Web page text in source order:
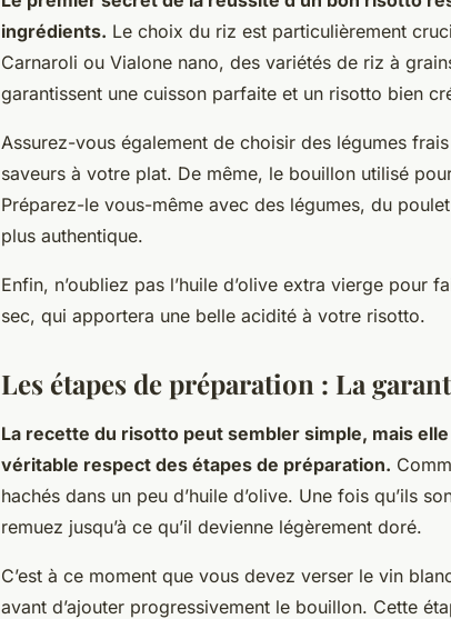
ingrédients. Le choix du riz est particulièrement
Carnaroli ou Vialone nano, des variétés de riz à
garantissent une cuisson parfaite et un risotto bien
Assurez-vous également de choisir des légumes
saveurs à votre plat. De même, le bouillon utilisé
Préparez-le vous-même avec des légumes, du
plus authentique.
Enfin, n’oubliez pas l’huile d’olive extra vierge pour
sec, qui apportera une belle acidité à votre risotto.
Les étapes de préparation : La
La recette du risotto peut sembler simple, mais
véritable respect des étapes de préparation.
hachés dans un peu d’huile d’olive. Une fois qu’ils
remuez jusqu’à ce qu’il devienne légèrement doré.
C’est à ce moment que vous devez verser le vin
avant d’ajouter progressivement le bouillon. Cette